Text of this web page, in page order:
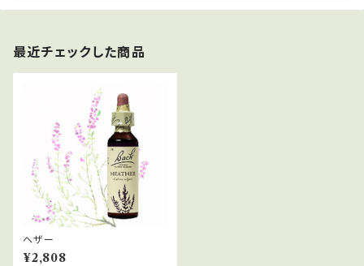
最近チェックした商品
ヘザー
¥2,808